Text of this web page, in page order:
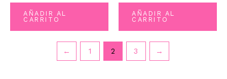
0
AÑADIR AL
CARRITO
0
AÑADIR AL
CARRITO
← 1 2 3 →